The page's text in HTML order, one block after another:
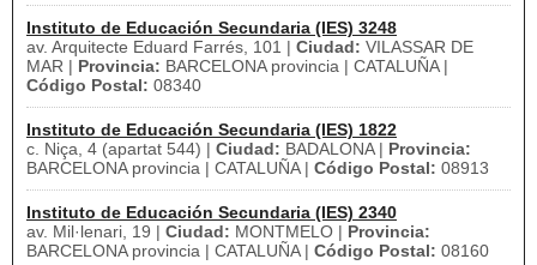
Instituto de Educación Secundaria (IES) 3248
av. Arquitecte Eduard Farrés, 101 | Ciudad: VILASSAR DE
MAR | Provincia: BARCELONA provincia | CATALUÑA |
Código Postal: 08340
Instituto de Educación Secundaria (IES) 1822
c. Niça, 4 (apartat 544) | Ciudad: BADALONA | Provincia:
BARCELONA provincia | CATALUÑA | Código Postal: 08913
Instituto de Educación Secundaria (IES) 2340
av. Mil·lenari, 19 | Ciudad: MONTMELO | Provincia:
BARCELONA provincia | CATALUÑA | Código Postal: 08160